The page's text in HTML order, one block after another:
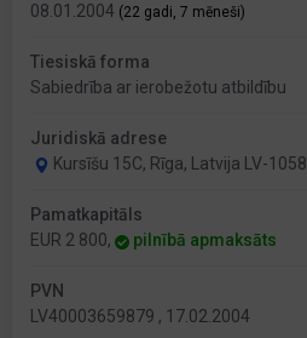
08.01.2004 (22 gadi, 7 mēneši)
Tiesiskā forma
Sabiedrība ar ierobežotu atbildību
Juridiskā adrese
Kursīšu 15C, Rīga, Latvija LV-1058
Pamatkapitāls
EUR 2 800,
pilnībā apmaksāts
PVN
LV40003659879 , 17.02.2004